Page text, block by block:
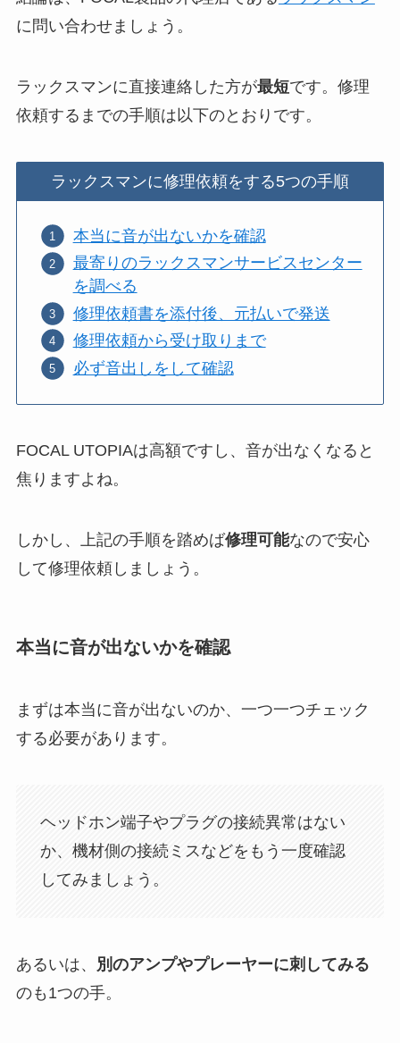
に問い合わせましょう。
ラックスマンに直接連絡した方が最短です。修理
依頼するまでの手順は以下のとおりです。
ラックスマンに修理依頼をする5つの手順
本当に音が出ないかを確認
最寄りのラックスマンサービスセンター
を調べる
修理依頼書を添付後、元払いで発送
修理依頼から受け取りまで
必ず音出しをして確認
FOCAL UTOPIAは高額ですし、音が出なくなると
焦りますよね。
しかし、上記の手順を踏めば修理可能なので安心
して修理依頼しましょう。
本当に音が出ないかを確認
まずは本当に音が出ないのか、一つ一つチェック
する必要があります。
ヘッドホン端子やプラグの接続異常はない
か、機材側の接続ミスなどをもう一度確認
してみましょう。
あるいは、
別のアンプやプレーヤーに刺してみる
のも1つの手。